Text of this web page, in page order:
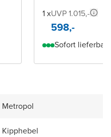
1 xUVP 1.015,-
598,-
Sofort lieferbar
Metropol
Kipphebel